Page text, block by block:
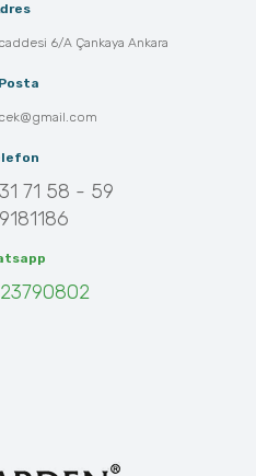
6/A Çankaya Ankara
71 58 - 59